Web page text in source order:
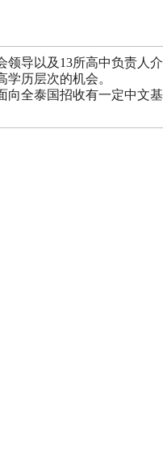
导以及13所高中负责
历层次的机会。
全泰国招收有一定中文